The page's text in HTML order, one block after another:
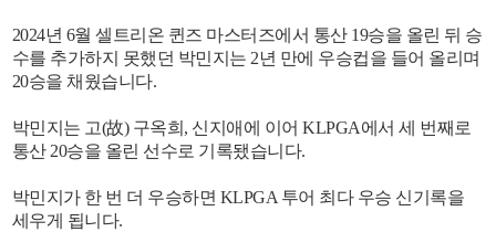
2024년 6월 셀트리온 퀸즈 마스터즈에서 통산 19승을 올린 뒤 승
수를 추가하지 못했던 박민지는 2년 만에 우승컵을 들어 올리며
20승을 채웠습니다.
박민지는 고(故) 구옥희, 신지애에 이어 KLPGA에서 세 번째로
통산 20승을 올린 선수로 기록됐습니다.
박민지가 한 번 더 우승하면 KLPGA 투어 최다 우승 신기록을
세우게 됩니다.